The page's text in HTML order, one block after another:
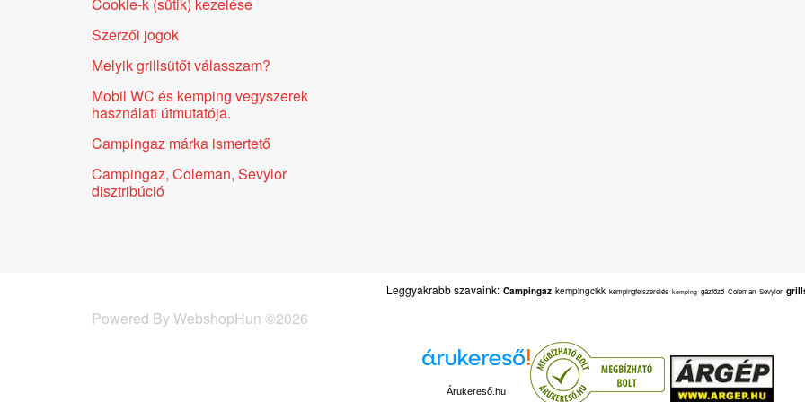
Szerzői jogok
Melyik grillsütőt válasszam?
Mobil WC és kemping vegyszerek
használati útmutatója.
Campingaz márka ismertető
Campingaz, Coleman, Sevylor
disztribúció
Leggyakrabb szavaink: Campingaz kempingcikk kempingfelszerelés kemping gázfőző Coleman Sevylor
Powered ByWebshopHun ©2026
Árukereső.hu